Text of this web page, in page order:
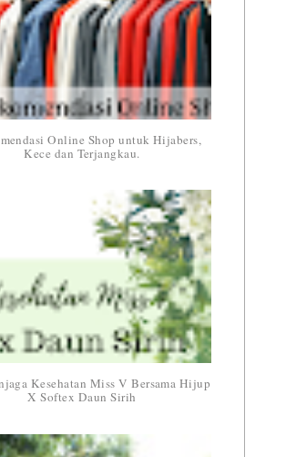
Online Shop untuk Hijabers,
Kece dan Terjangkau.
Kesehatan Miss V Bersama Hijup
X Softex Daun Sirih